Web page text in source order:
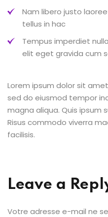
Nam libero justo
tellus in hac
Tempus imperdiet
elit eget gravida cum
Lorem ipsum dolor sit
sed do eiusmod tempor
magna aliqua. Quis ipsum
Risus commodo viverra
facilisis.
Leave a
Votre adresse e-mail ne